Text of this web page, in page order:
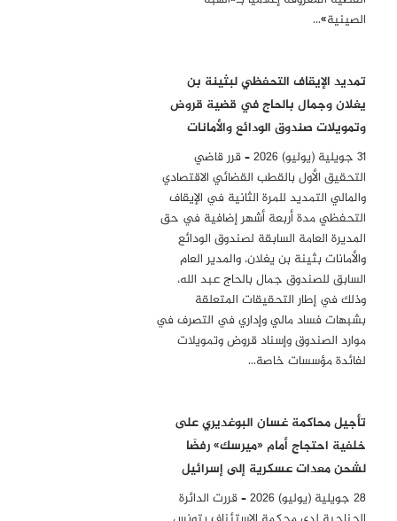
الصينية»…
تمديد الإيقاف التحفظي لبثينة بن
يغلان وجمال بالحاج في قضية قروض
وتمويلات صندوق الودائع والأمانات
31 جويلية (يوليو) 2026 – قرر قاضي
التحقيق الأول بالقطب القضائي الاقتصادي
والمالي التمديد للمرة الثانية في الإيقاف
التحفظي مدة أربعة أشهر إضافية في حق
المديرة العامة السابقة لصندوق الودائع
والأمانات بثينة بن يغلان، والمدير العام
السابق للصندوق جمال بالحاج عبد الله،
وذلك في إطار التحقيقات المتعلقة
بشبهات فساد مالي وإداري في التصرف في
موارد الصندوق وإسناد قروض وتمويلات
لفائدة مؤسسات خاصة…
تأجيل محاكمة غسان البوغديري على
خلفية احتجاج أمام «ميرسك» رفضًا
لشحن معدات عسكرية إلى إسرائيل
28 جويلية (يوليو) 2026 – قررت الدائرة